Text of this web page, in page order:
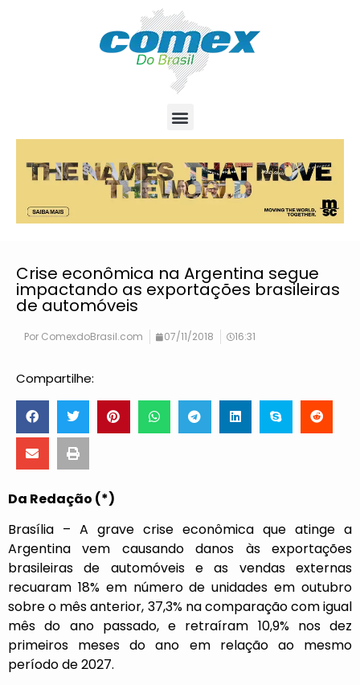
Crise econômica na Argentina segue
impactando as exportações brasileiras
de automóveis
Por ComexdoBrasil.com 07/11/2018 16:31
Compartilhe:
Da Redação (*)
Brasília – A grave crise econômica que atinge a
Argentina vem causando danos às exportações
brasileiras de automóveis e as vendas externas
recuaram 18% em número de unidades em outubro
sobre o mês anterior, 37,3% na comparação com igual
mês do ano passado, e retraíram 10,9% nos dez
primeiros meses do ano em relação ao mesmo
período de 2027.